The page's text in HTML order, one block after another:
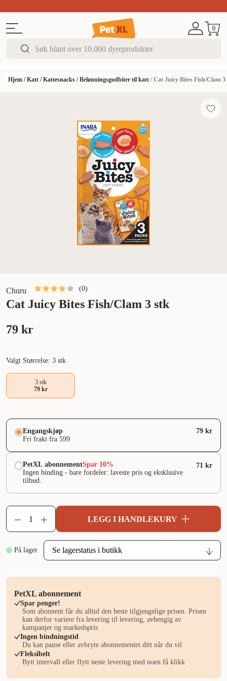
0
Hjem /Katt /Kattesnacks /Belønningsgodbiter til katt /Cat Juicy Bites Fish/Clam
Cat Juicy Bites Fish/Clam 3 stk
Churu (0)
79 kr
Valgt Størrelse: 3 stk
3 stk
79 kr
Engangskjøp
Fri frakt fra 599
79 kr
PetXL abonnementSpar 10%
Ingen binding - bare fordeler: laveste pris og eksklusive
tilbud.
71 kr
LEGG I HANDLEKURV
På lager
PetXL abonnement
Spar penger!
Som abonnent får du alltid den beste tilgjengelige prisen. Prisen
kan derfor variere fra levering til levering, avhengig av
kampanjer og markedspris
Ingen bindningstid
Du kan pause eller avbryte abonnementet ditt når du vil
Fleksibelt
Bytt intervall eller flytt neste levering med noen få klikk